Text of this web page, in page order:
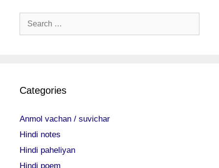
Search
Categories
Anmol vachan / suvichar
Hindi notes
Hindi paheliyan
Hindi poem